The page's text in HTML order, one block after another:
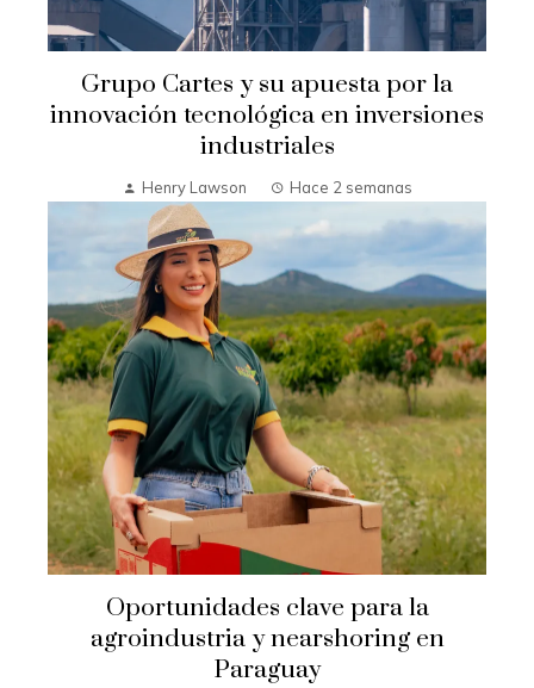
Grupo Cartes y su apuesta por la
innovación tecnológica en inversiones
industriales
Henry Lawson Hace 2 semanas
Oportunidades clave para la
agroindustria y nearshoring en
Paraguay